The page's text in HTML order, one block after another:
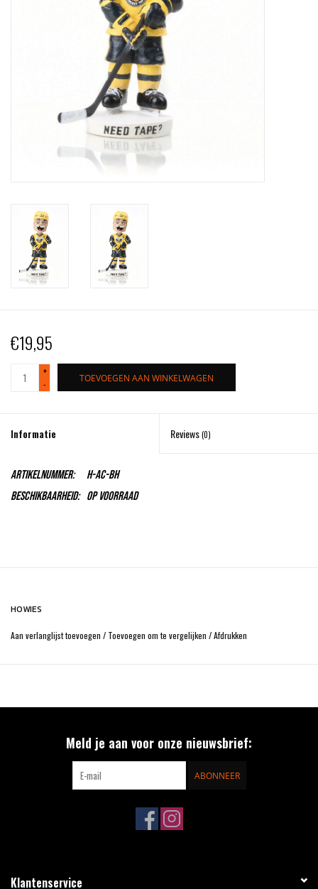
€19,95
+
-
TOEVOEGEN AAN WINKELWAGEN
Informatie Reviews(0)
Artikelnummer:
H-AC-BH
Beschikbaarheid: Op voorraad
HOWIES
Aan verlanglijst toevoegen / Toevoegen om te vergelijken /Afdrukken
Meld je aan voor onze nieuwsbrief:
ABONNEER
Klantenservice